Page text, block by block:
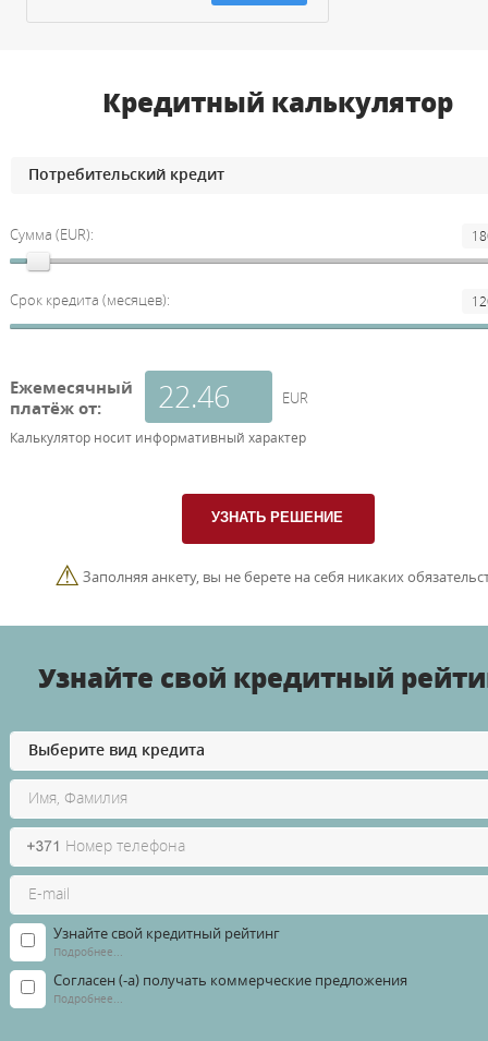
Кредитный калькулятор
Сумма (EUR):
Срок кредита (месяцев):
Ежемесячный
платёж от:
EUR
Калькулятор носит информативный характер
⚠ Заполняя анкету, вы не берете на себя никаких
Узнайте свой кредитный
Узнайте свой кредитный рейтинг
Подробнее...
Согласен (-а) получать коммерческие предложения
Подробнее...